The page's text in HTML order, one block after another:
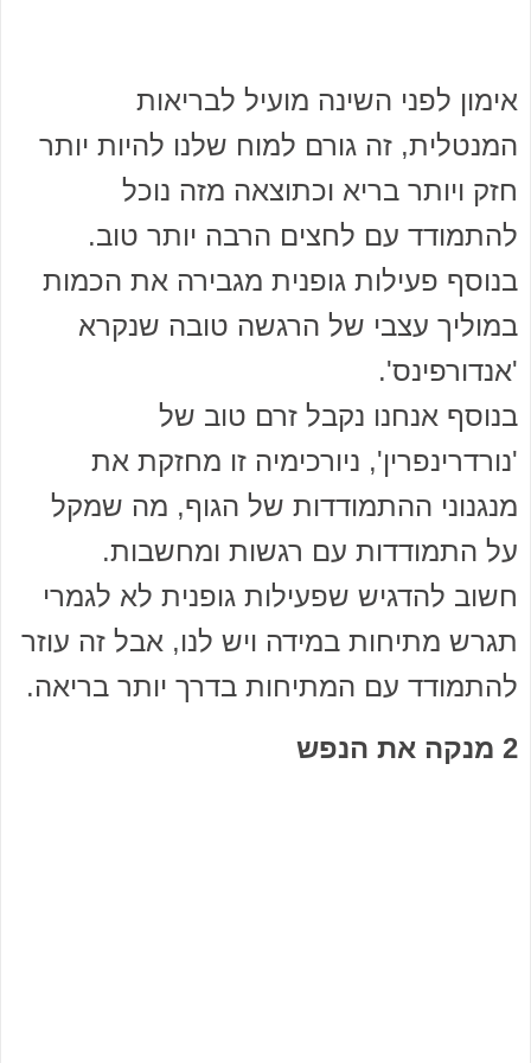
אימון לפני השינה מועיל לבריאות
המנטלית, זה גורם למוח שלנו להיות יותר
חזק ויותר בריא וכתוצאה מזה נוכל
להתמודד עם לחצים הרבה יותר טוב.
בנוסף פעילות גופנית מגבירה את הכמות
במוליך עצבי של הרגשה טובה שנקרא
'אנדורפינס'.
בנוסף אנחנו נקבל זרם טוב של
'נורדרינפרין', ניורכימיה זו מחזקת את
מנגנוני ההתמודדות של הגוף, מה שמקל
על התמודדות עם רגשות ומחשבות.
חשוב להדגיש שפעילות גופנית לא לגמרי
תגרש מתיחות במידה ויש לנו, אבל זה עוזר
להתמודד עם המתיחות בדרך יותר בריאה.
2 מנקה את הנפש